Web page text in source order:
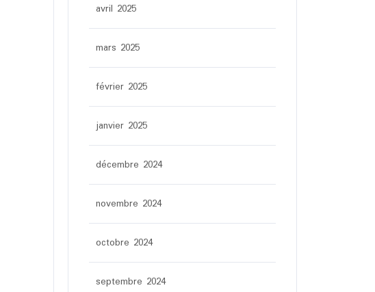
avril 2025
mars 2025
février 2025
janvier 2025
décembre 2024
novembre 2024
octobre 2024
septembre 2024